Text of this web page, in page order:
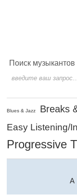
Поиск музыкантов
Blues & Jazz Breaks
Easy Listening/
Progressive
A